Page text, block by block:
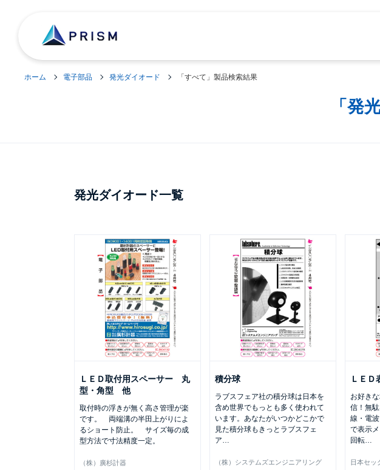
ホーム 電子部品 発光ダイオード 「すべて」製品検索結果
「発
発光ダイオード一覧
ＬＥＤ取付用スペーサー 丸
型・角型 他
取付時の浮きが無く高さ管理が楽
です。 両端溝の半田上がりによ
るショート防止。 サイズ毎の成
型方法で寸法精度一定。
（株）廣杉計器
積分球
ラブスフェア社の積分球は日本を
含め世界でもっとも多く使われて
います。あなたがいつかどこかで
見た積分球もきっとラブスフェ
ア…
（株）システムズエンジニアリング
ＬＥＤ
お好き
信！無
線・電
で表示
回転…
日本セッ